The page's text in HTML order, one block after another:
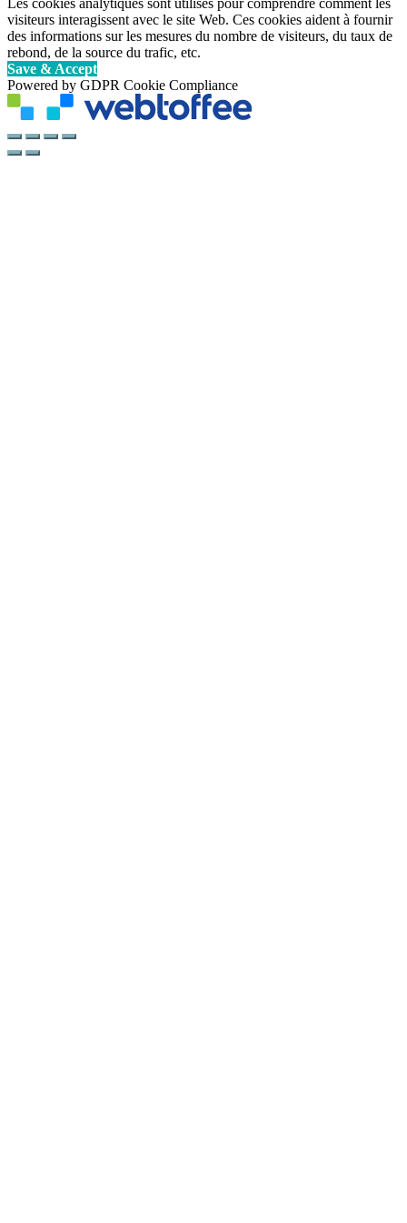
visiteurs interagissent avec le site Web. Ces cookies aident à fournir
des informations sur les mesures du nombre de visiteurs, du taux de
rebond, de la source du trafic, etc.
Save & Accept
Powered by GDPR Cookie Compliance